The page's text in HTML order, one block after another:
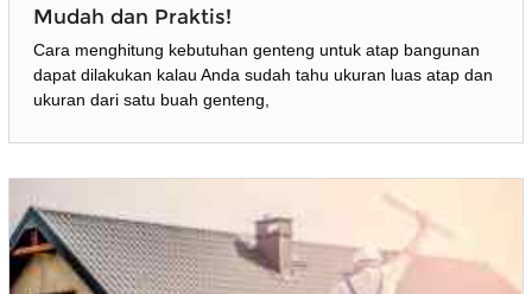
Mudah dan Praktis!
Cara menghitung kebutuhan genteng untuk atap bangunan
dapat dilakukan kalau Anda sudah tahu ukuran luas atap dan
ukuran dari satu buah genteng,